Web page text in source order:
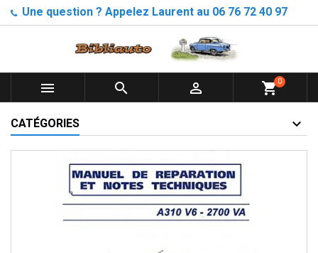
Une question ? Appelez Laurent au 06 76 72 40 97
   shopping_cart0
CATÉGORIES